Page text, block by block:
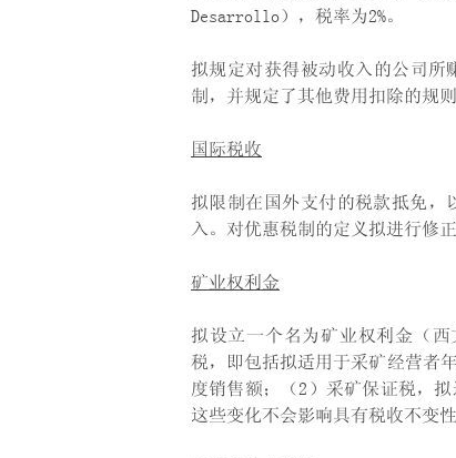
Desarrollo），税率为2%。
拟规定对获得被动收入的公司所
制，并规定了其他费用扣除的规则
国际税收
拟限制在国外支付的税款抵免，
入。对优惠税制的定义拟进行修正
矿业权利金
拟设立一个名为矿业权利金（
税，即包括拟适用于采矿经营者
度销售额；（2）采矿保证税，
这些变化不会影响具有税收不